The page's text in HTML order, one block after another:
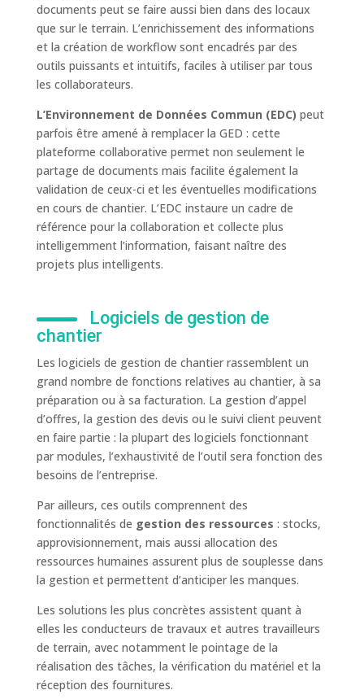
documents peut se faire aussi bien dans des locaux
que sur le terrain. L’enrichissement des informations
et la création de workflow sont encadrés par des
outils puissants et intuitifs, faciles à utiliser par tous
les collaborateurs.
L’Environnement de Données Commun (EDC) peut
parfois être amené à remplacer la GED : cette
plateforme collaborative permet non seulement le
partage de documents mais facilite également la
validation de ceux-ci et les éventuelles modifications
en cours de chantier. L’EDC instaure un cadre de
référence pour la collaboration et collecte plus
intelligemment l’information, faisant naître des
projets plus intelligents.
Logiciels de gestion de
chantier
Les logiciels de gestion de chantier rassemblent un
grand nombre de fonctions relatives au chantier, à sa
préparation ou à sa facturation. La gestion d’appel
d’offres, la gestion des devis ou le suivi client peuvent
en faire partie : la plupart des logiciels fonctionnant
par modules, l’exhaustivité de l’outil sera fonction des
besoins de l’entreprise.
Par ailleurs, ces outils comprennent des
fonctionnalités de gestion des ressources : stocks,
approvisionnement, mais aussi allocation des
ressources humaines assurent plus de souplesse dans
la gestion et permettent d’anticiper les manques.
Les solutions les plus concrètes assistent quant à
elles les conducteurs de travaux et autres travailleurs
de terrain, avec notamment le pointage de la
réalisation des tâches, la vérification du matériel et la
réception des fournitures.